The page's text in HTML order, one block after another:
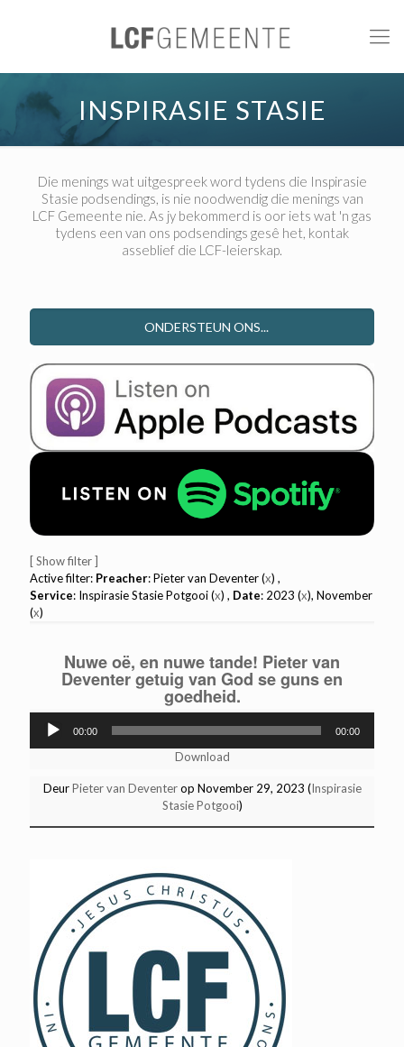
INSPIRASIE STASIE
Die menings wat uitgespreek word tydens die Inspirasie
Stasie podsendings, is nie noodwendig die menings van
LCF Gemeente nie. As jy bekommerd is oor iets wat 'n gas
tydens een van ons podsendings gesê het, kontak
asseblief die LCF-leierskap.
ONDERSTEUN ONS...
[ Show filter ]
Active filter: Preacher: Pieter van Deventer (x) ,
Service: Inspirasie Stasie Potgooi (x) , Date: 2023 (x), November
(x)
Nuwe oë, en nuwe tande! Pieter van
Deventer getuig van God se guns en
goedheid.
Player
00:00 00:00
Download
DeurPieter van Deventerop November 29, 2023 (Inspirasie
Stasie Potgooi)